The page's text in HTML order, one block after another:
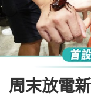
周末放電